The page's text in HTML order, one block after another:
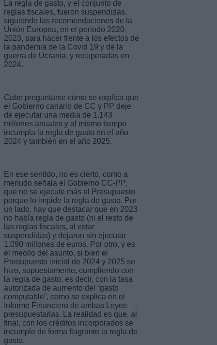
La regla de gasto, y el conjunto de
reglas fiscales, fueron suspendidas,
siguiendo las recomendaciones de la
Unión Europea, en el periodo 2020-
2023, para hacer frente a los efectos de
la pandemia de la Covid 19 y de la
guerra de Ucrania, y recuperadas en
2024.
Cabe preguntarse cómo se explica que
el Gobierno canario de CC y PP deje
de ejecutar una media de 1.143
millones anuales y al mismo tiempo
incumpla la regla de gasto en el año
2024 y también en el año 2025.
En ese sentido, no es cierto, como a
menudo señala el Gobierno CC-PP,
que no se ejecute más el Presupuesto
porque lo impide la regla de gasto. Por
un lado, hay que destacar que en 2023
no había regla de gasto (ni el resto de
las reglas fiscales, al estar
suspendidas) y dejaron sin ejecutar
1.090 millones de euros. Por otro, y es
el meollo del asunto, si bien el
Presupuesto inicial de 2024 y 2025 se
hizo, supuestamente, cumpliendo con
la regla de gasto, es decir, con la tasa
autorizada de aumento del “gasto
computable”, como se explica en el
Informe Financiero de ambas Leyes
presupuestarias. La realidad es que, al
final, con los créditos incorporados se
incumple de forma flagrante la regla de
gasto.